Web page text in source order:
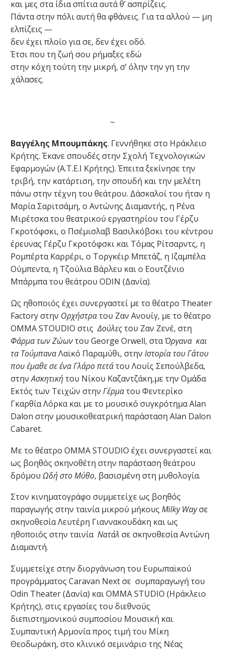
και μες στα ίδια σπίτια αυτά θ’ ασπρίζεις.
Πάντα στην πόλι αυτή θα φθάνεις. Για τα αλλού — μη
ελπίζεις —
δεν έχει πλοίο για σε, δεν έχει οδό.
Έτσι που τη ζωή σου ρήμαξες εδώ
στην κόχη τούτη την μικρή, σ’ όλην την γη την
χάλασες.
~
Βαγγέλης Μπουμπάκης. Γεννήθηκε στο Ηράκλειο
Κρήτης. Έκανε σπουδές στην Σχολή Τεχνολογικών
Εφαρμογών (Α.Τ.Ε.Ι Κρήτης). Έπειτα ξεκίνησε την
τριβή, την κατάρτιση, την σπουδή και την μελέτη
πάνω στην τέχνη του θεάτρου. Δάσκαλοί του ήταν η
Μαρία Σαριτσάμη, ο Αντώνης Διαμαντής, η Ρένα
Μιρέτσκα του θεατρικού εργαστηρίου του Γέρζυ
Γκροτόφσκι, ο Πσέμισλαβ Βασιλκόβσκι του κέντρου
έρευνας Γέρζυ Γκροτόφσκι και Τόμας Ρίτσαρντς, η
Ρομπέρτα Καρρέρι, ο Τοργκέιρ Μπετάζ, η Ιζαμπέλα
Ούμπεντα, η Τζούλια Βάρλευ και ο Εουτζένιο
Μπάρμπα του θεάτρου ODIN (Δανία).
Ως ηθοποιός έχει συνεργαστεί με το θέατρο Theater
Factory στην Ορχήστρατου Ζαν Ανουίγ, με το θέατρο
ΟΜΜΑ STOUDIO στις Δούλεςτου Ζαν Ζενέ, στη
Φάρμα των Ζώωντου George Orwell, σταΌργανα και
τα ΤούμπαναΛαϊκό Παραμύθι, στην Ιστορία του Γάτου
που έμαθε σε ένα Γλάροπετάτου Λουίς Σεπούλβεδα,
στηνΑσκητικήτου Νίκου Καζαντζάκη,με την Ομάδα
Εκτός των Τειχών στην Γέρματου Φεντερίκο
Γκαρθία Λόρκα και με το μουσικό συγκρότημα Alan
Dalon στην μουσικοθεατρική παράσταση Alan Dalon
Cabaret.
Με το θέατρο ΟΜΜΑ STOUDIO έχει συνεργαστεί και
ως βοηθός σκηνοθέτη στην παράσταση θεάτρου
δρόμου Ωδή στο Μύθο, βασισμένη στη μυθολογία.
Στον κινηματογράφο συμμετείχε ως βοηθός
παραγωγής στην ταινία μικρού μήκους Milky Wayσε
σκηνοθεσία Λευτέρη Γιαννακουδάκη και ως
ηθοποιός στην ταινία Νατάλ σε σκηνοθεσία Αντώνη
Διαμαντή.
Συμμετείχε στην διοργάνωση του Ευρωπαϊκού
προγράμματος Caravan Next σε συμπαραγωγή του
Odin Theater (Δανία) και ΟΜΜΑ STUDIO (Ηράκλειο
Κρήτης), στις εργασίες του διεθνούς
διεπιστημονικού συμποσίου Μουσική και
Συμπαντική Αρμονία προς τιμή του Μίκη
Θεοδωράκη, στο κλινικό σεμινάριο της Νέας